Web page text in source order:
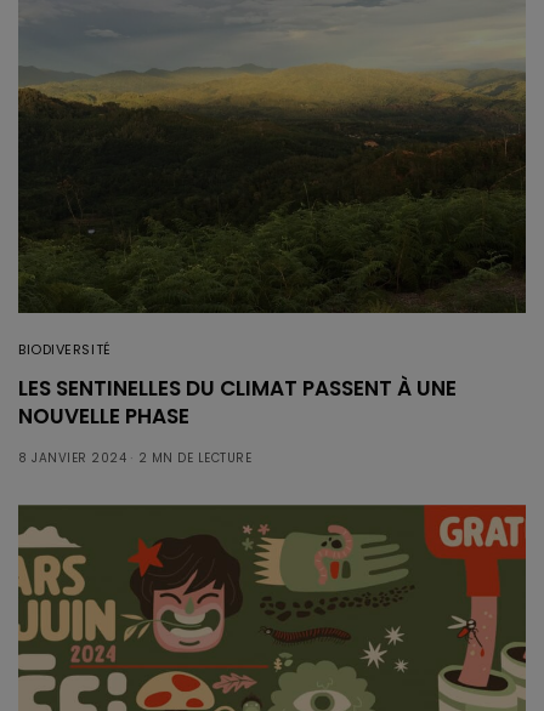
BIODIVERSITÉ
LES SENTINELLES DU CLIMAT PASSENT À UNE
NOUVELLE PHASE
8 JANVIER 2024 2 MN DE LECTURE